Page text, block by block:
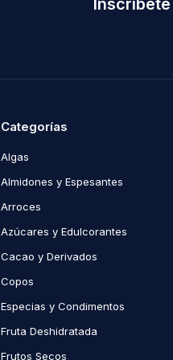
Categorías
Algas
Almidones y Espesantes
Arroces
Azúcares y Edulcorantes
Cacao y Derivados
Copos
Especias y Condimentos
Fruta Deshidratada
Frutos Secos